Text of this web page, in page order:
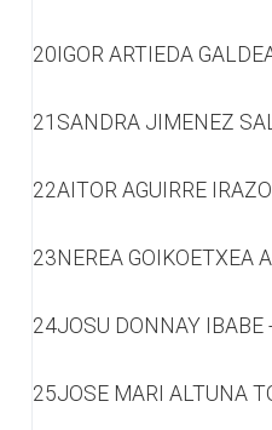
20IGOR ARTIEDA
21 SANDRA JIMENEZ
22AITOR AGUIRRE
23NEREA GOIKOETXEA
24JOSU DONNAY IBABE
25JOSE MARI ALTUNA